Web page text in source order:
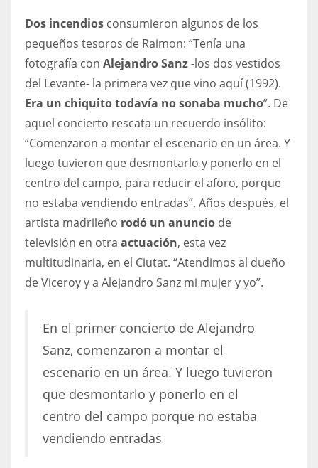
Dos incendios consumieron algunos de los
pequeños tesoros de Raimon: “Tenía una
fotografía con Alejandro Sanz-los dos vestidos
del Levante- la primera vez que vino aquí (1992).
Era un chiquito todavía no sonaba mucho”. De
aquel concierto rescata un recuerdo insólito:
“Comenzaron a montar el escenario en un área. Y
luego tuvieron que desmontarlo y ponerlo en el
centro del campo, para reducir el aforo, porque
no estaba vendiendo entradas”. Años después, el
artista madrileño rodó un anuncio de
televisión en otra actuación, esta vez
multitudinaria, en el Ciutat. “Atendimos al dueño
de Viceroy y a Alejandro Sanz mi mujer y yo”.
En el primer concierto de Alejandro
Sanz, comenzaron a montar el
escenario en un área. Y luego tuvieron
que desmontarlo y ponerlo en el
centro del campo porque no estaba
vendiendo entradas